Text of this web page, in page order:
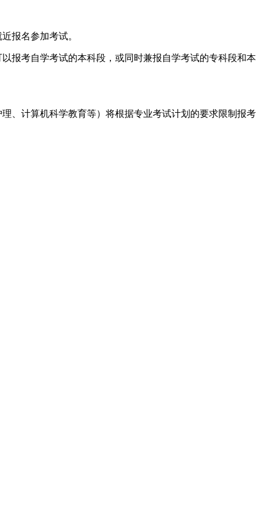
报名参加考试。
报考自学考试的本科段，或同时兼报自学考试的专科段和本
、计算机科学教育等）将根据专业考试计划的要求限制报考